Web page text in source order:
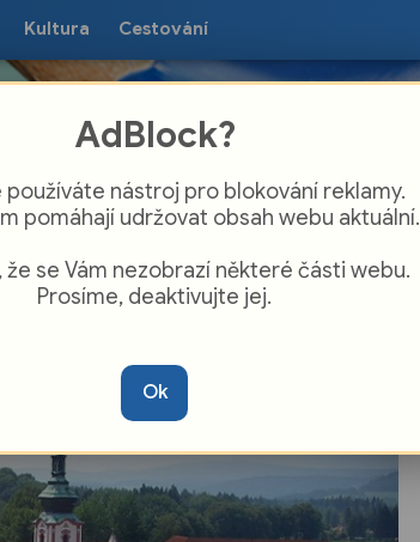
Kultura Cestování
ulice: Startuje velká
omezí i parkování
AdBlock?
používáte nástroj pro blokování reklamy.
pomáhají udržovat obsah webu aktuální.
že se Vám nezobrazí některé části webu.
Prosíme, deaktivujte jej.
Ok